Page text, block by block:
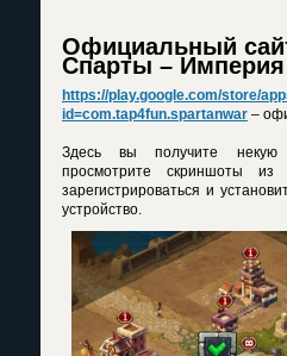
Официальный
Спарты – Империя
https://play.google.com/store/
id=com.tap4fun.spartanwar –
Здесь вы получите
просмотрите скриншоты
зарегистрироваться и
устройство.